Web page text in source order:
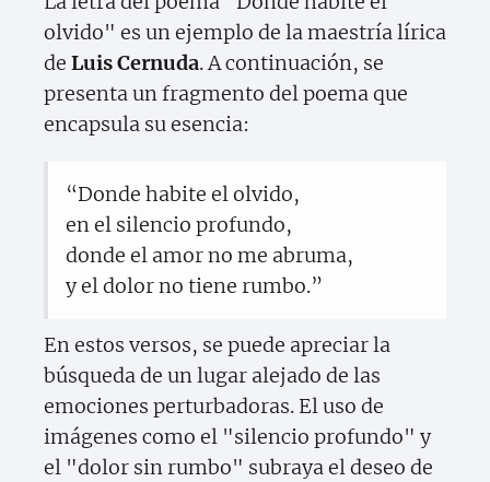
olvido" es un ejemplo de la maestría lírica
de Luis Cernuda. A continuación, se
presenta un fragmento del poema que
encapsula su esencia:
“Donde habite el olvido,
en el silencio profundo,
donde el amor no me abruma,
y el dolor no tiene rumbo.”
En estos versos, se puede apreciar la
búsqueda de un lugar alejado de las
emociones perturbadoras. El uso de
imágenes como el "silencio profundo" y
el "dolor sin rumbo" subraya el deseo de